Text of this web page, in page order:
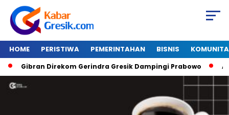
HOME PERISTIWA PEMERINTAHAN BISNIS
Gibran Direkom Gerindra Gresik Dampingi Prabowo